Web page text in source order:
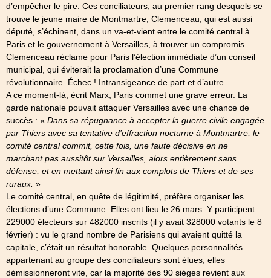
d’empêcher le pire. Ces conciliateurs, au premier rang desquels se
trouve le jeune maire de Montmartre, Clemenceau, qui est aussi
député, s’échinent, dans un va-et-vient entre le comité central à
Paris et le gouvernement à Versailles, à trouver un compromis.
Clemenceau réclame pour Paris l’élection immédiate d’un conseil
municipal, qui éviterait la proclamation d’une Commune
révolutionnaire. Échec ! Intransigeance de part et d’autre.
A ce moment-là, écrit Marx, Paris commet une grave erreur. La
garde nationale pouvait attaquer Versailles avec une chance de
succès : « Dans sa répugnance à accepter la guerre civile engagée
par Thiers avec sa tentative d’effraction nocturne à Montmartre, le
comité central commit, cette fois, une faute décisive en ne
marchant pas aussitôt sur Versailles, alors entièrement sans
défense, et en mettant ainsi fin aux complots de Thiers et de ses
ruraux. »
Le comité central, en quête de légitimité, préfère organiser les
élections d’une Commune. Elles ont lieu le 26 mars. Y participent
229000 électeurs sur 482000 inscrits (il y avait 328000 votants le 8
février) : vu le grand nombre de Parisiens qui avaient quitté la
capitale, c’était un résultat honorable. Quelques personnalités
appartenant au groupe des conciliateurs sont élues; elles
démissionneront vite, car la majorité des 90 sièges revient aux